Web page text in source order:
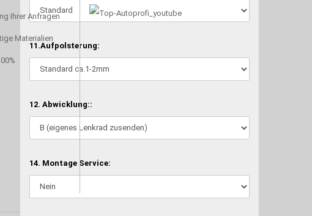
11.Aufpolsterung:
12. Abwicklung::
14. Montage Service:
Ihrer Anfragen
Materialien